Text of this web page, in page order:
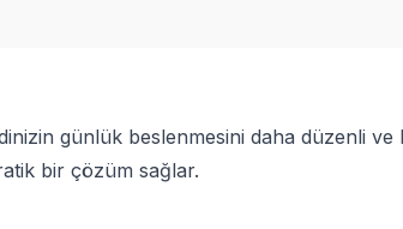
günlük beslenmesini daha düzenli
bir çözüm sağlar.